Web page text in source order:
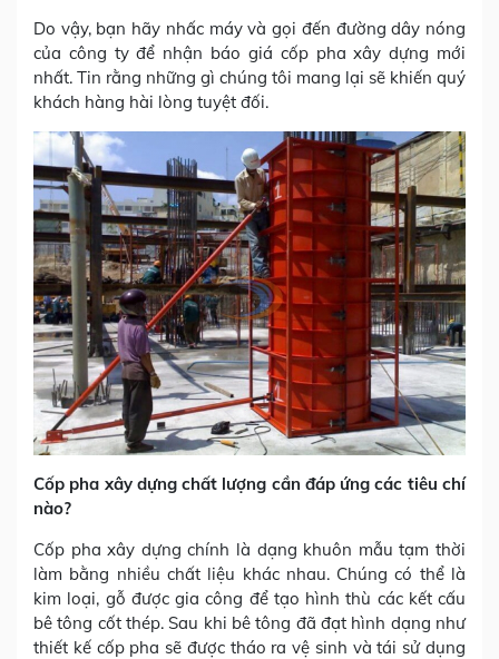
Do vậy, bạn hãy nhấc máy và gọi đến đường dây nóng
của công ty để nhận báo giá cốp pha xây dựng mới
nhất. Tin rằng những gì chúng tôi mang lại sẽ khiến quý
khách hàng hài lòng tuyệt đối.
Cốp pha xây dựng chất lượng cần đáp ứng các tiêu chí
nào?
Cốp pha xây dựng chính là dạng khuôn mẫu tạm thời
làm bằng nhiều chất liệu khác nhau. Chúng có thể là
kim loại, gỗ được gia công để tạo hình thù các kết cấu
bê tông cốt thép. Sau khi bê tông đã đạt hình dạng như
thiết kế cốp pha sẽ được tháo ra vệ sinh và tái sử dụng